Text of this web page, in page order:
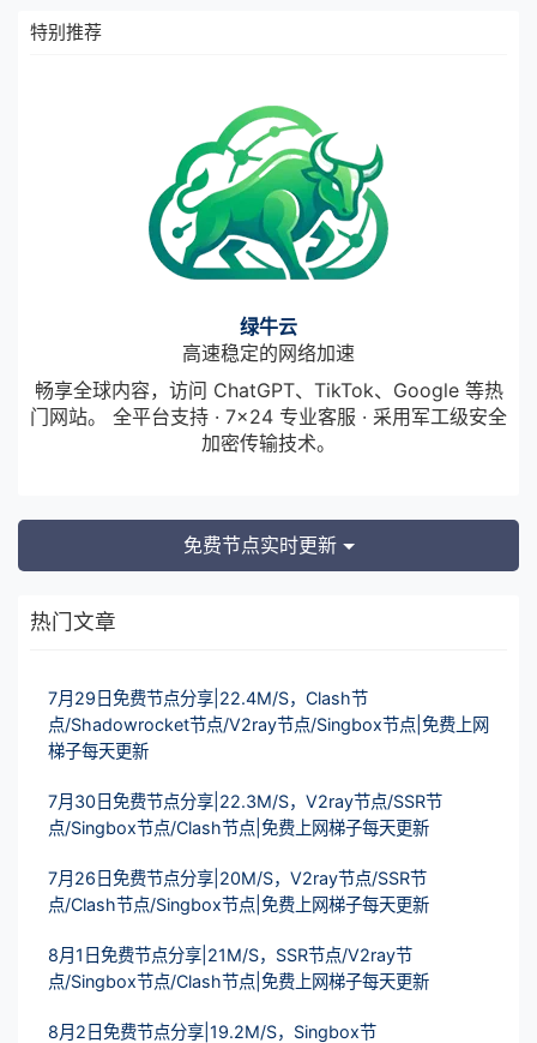
特别推荐
绿牛云
高速稳定的网络加速
畅享全球内容，访问 ChatGPT、TikTok、Google 等热
门网站。 全平台支持 · 7×24 专业客服 · 采用军工级安全
加密传输技术。
免费节点实时更新
热门文章
7月29日免费节点分享|22.4M/S，Clash节
点/Shadowrocket节点/V2ray节点/Singbox节点|免费上网
梯子每天更新
7月30日免费节点分享|22.3M/S，V2ray节点/SSR节
点/Singbox节点/Clash节点|免费上网梯子每天更新
7月26日免费节点分享|20M/S，V2ray节点/SSR节
点/Clash节点/Singbox节点|免费上网梯子每天更新
8月1日免费节点分享|21M/S，SSR节点/V2ray节
点/Singbox节点/Clash节点|免费上网梯子每天更新
8月2日免费节点分享|19.2M/S，Singbox节